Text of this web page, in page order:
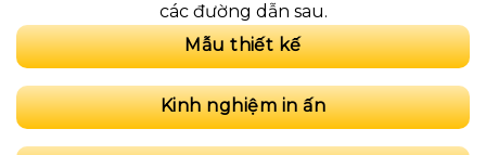
các đường dẫn sau.
Mẫu thiết kế
Kinh nghiệm in ấn